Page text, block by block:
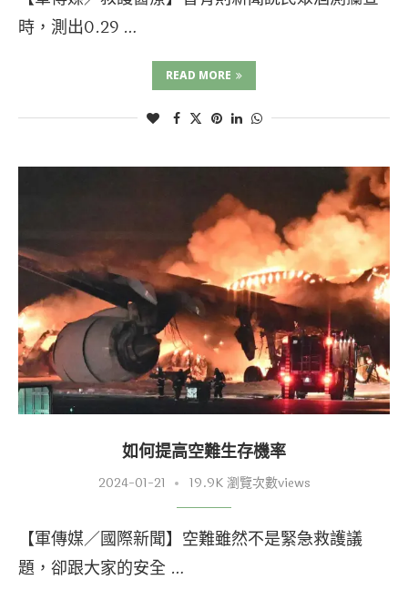
時，測出0.29 …
READ MORE
如何提高空難生存機率
2024-01-21 19.9K 瀏覽次數views
【軍傳媒／國際新聞】空難雖然不是緊急救護議
題，卻跟大家的安全 …